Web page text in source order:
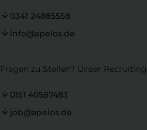
0341 24885558
info@apelos.de
Fragen zu Stellen? Unser
0151 40587483
job@apelos.de